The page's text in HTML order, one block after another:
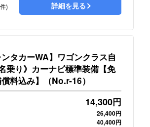
) 詳細を見る
タカーWA】ワゴンクラス自
乗り》カーナビ標準装備【免
料込み】（No.r-16）
14,300円
26,400円
40,400円